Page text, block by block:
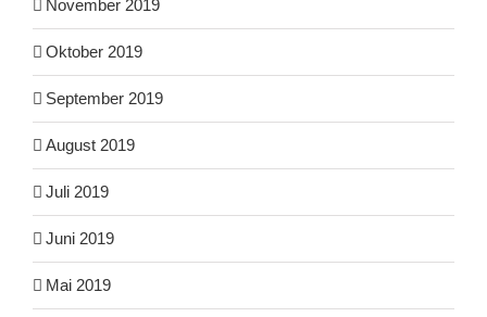
November 2019
Oktober 2019
September 2019
August 2019
Juli 2019
Juni 2019
Mai 2019